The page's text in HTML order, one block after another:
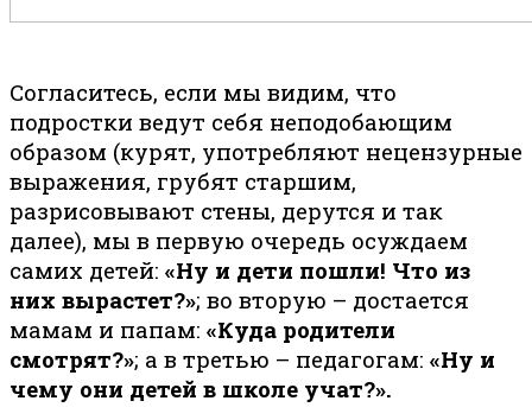
Согласитесь, если мы видим, что
подростки ведут себя неподобающим
образом (курят, употребляют нецензурные
выражения, грубят старшим,
разрисовывают стены, дерутся и так
далее), мы в первую очередь осуждаем
самих детей: «Ну и дети пошли! Что из
них вырастет?»; во вторую – достается
мамам и папам: «Куда родители
смотрят?»; а в третью – педагогам: «Ну и
чему они детей в школе учат?».